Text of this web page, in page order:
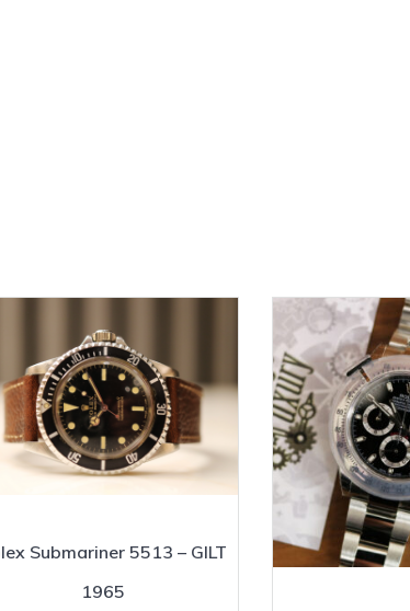
Submariner 5513 – GILT
1965